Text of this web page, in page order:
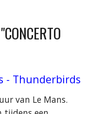
- Thunderbirds
van Le Mans.